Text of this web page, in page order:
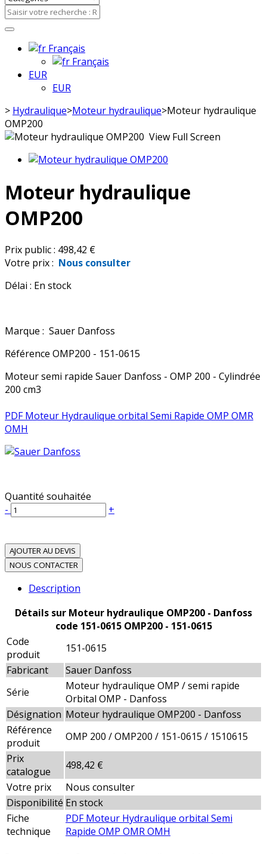
Français
Français
EUR
EUR
> Hydraulique>Moteur hydraulique>Moteur hydraulique
OMP200
View Full Screen
Moteur hydraulique
OMP200
Prix public : 498,42 €
Votre prix : Nous consulter
Délai : En stock
Marque : Sauer Danfoss
Référence OMP200 - 151-0615
Moteur semi rapide Sauer Danfoss - OMP 200 - Cylindrée
200 cm3
PDF Moteur Hydraulique orbital Semi Rapide OMP OMR
OMH
Quantité souhaitée
-
+
AJOUTER AU DEVIS
NOUS CONTACTER
Description
Détails sur Moteur hydraulique OMP200 - Danfoss
code 151-0615 OMP200 - 151-0615
Code
produit
151-0615
Fabricant
Sauer Danfoss
Série
Moteur hydraulique OMP / semi rapide
Orbital OMP - Danfoss
Désignation Moteur hydraulique OMP200 - Danfoss
Référence
produit
OMP 200 / OMP200 / 151-0615 / 1510615
Prix
catalogue
498,42 €
Votre prix
Nous consulter
Disponibilité En stock
Fiche
technique
PDF Moteur Hydraulique orbital Semi
Rapide OMP OMR OMH